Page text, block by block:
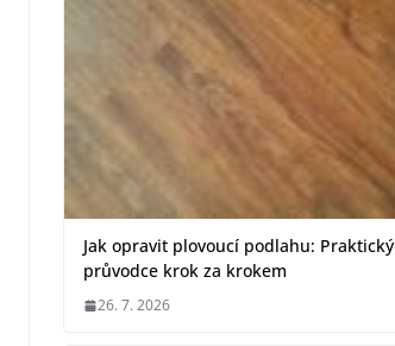
Jak opravit plovoucí podlahu: Praktický
průvodce krok za krokem
26. 7. 2026